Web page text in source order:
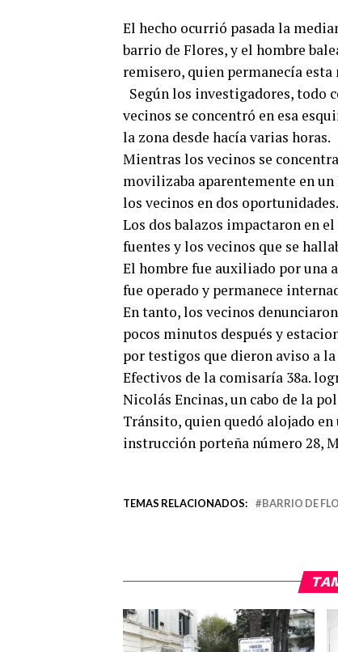
El hecho ocurrió pasada la
barrio de Flores, y el hombre
remisero, quien permanecía
Según los investigadores, todo
vecinos se concentró en esa
la zona desde hacía varias horas.
Mientras los vecinos se
movilizaba aparentemente en
los vecinos en dos oportunidades.
Los dos balazos impactaron en
fuentes y los vecinos que se
El hombre fue auxiliado por una
fue operado y permanece
En tanto, los vecinos
pocos minutos después y
por testigos que dieron aviso a
Efectivos de la comisaría 38a.
Nicolás Encinas, un cabo de la
Tránsito, quien quedó alojado en
instrucción porteña número 28,
TEMAS RELACIONADOS: BARRIO DE